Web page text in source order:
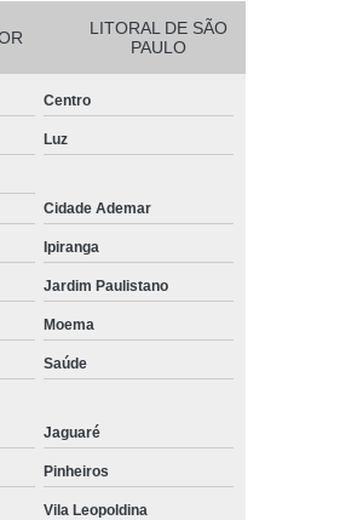
Nobreak de Servidor
Servidores
Provedor
Rack Servidor
de Rede
de Data Center
Servidor Dell
Servidor de Rede
Servidor Nobreak
em Edifícios
LITORAL DE SÃO
PAULO
Centro
Luz
Cidade Ademar
Ipiranga
Jardim Paulistano
Moema
Saúde
Jaguaré
Pinheiros
Vila Leopoldina